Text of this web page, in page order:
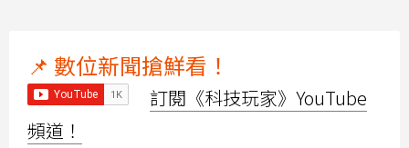
📌 數位新聞搶鮮看！
訂閱《科技玩家》YouTube
頻道！